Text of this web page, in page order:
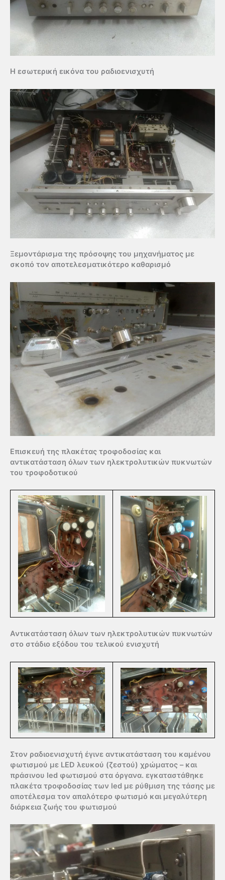
Η εσωτερική εικόνα του ραδιοενισχυτή
Ξεμοντάρισμα της πρόσοψης του μηχανήματος με
σκοπό τον αποτελεσματικότερο καθαρισμό
Επισκευή της πλακέτας τροφοδοσίας και
αντικατάσταση όλων των ηλεκτρολυτικών πυκνωτών
του τροφοδοτικού
Αντικατάσταση όλων των ηλεκτρολυτικών πυκνωτών
στο στάδιο εξόδου του τελικού ενισχυτή
Στον ραδιοενισχυτή έγινε αντικατάσταση του καμένου
φωτισμού με LED λευκού (ζεστού) χρώματος – και
πράσινου led φωτισμού στα όργανα. εγκαταστάθηκε
πλακέτα τροφοδοσίας των led με ρύθμιση της τάσης με
αποτέλεσμα τον απαλότερο φωτισμό και μεγαλύτερη
διάρκεια ζωής του φωτισμού